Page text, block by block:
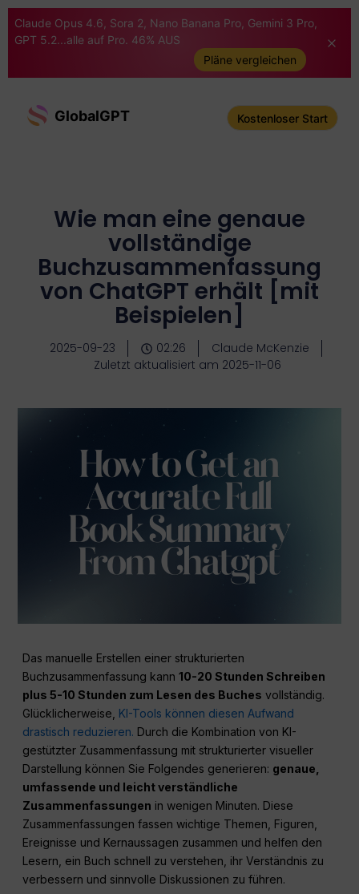
Claude Opus 4.6, Sora 2, Nano Banana Pro, Gemini 3 Pro,
GPT 5.2...alle auf Pro. 46% AUS
Pläne vergleichen
GlobalGPT Kostenloser Start
Wie man eine genaue
vollständige
Buchzusammenfassung
von ChatGPT erhält [mit
Beispielen]
2025-09-23 02:26
Claude McKenzie
Zuletzt aktualisiert am 2025-11-06
Das manuelle Erstellen einer strukturierten
Buchzusammenfassung kann10-20 Stunden Schreiben
plus 5-10 Stunden zum Lesen des Buches vollständig.
Glücklicherweise, KI-Tools können diesen Aufwand
drastisch reduzieren. Durch die Kombination von KI-
gestützter Zusammenfassung mit strukturierter visueller
Darstellung können Sie Folgendes generieren: genaue,
umfassende und leicht verständliche
Zusammenfassungen in wenigen Minuten. Diese
Zusammenfassungen fassen wichtige Themen, Figuren,
Ereignisse und Kernaussagen zusammen und helfen den
Lesern, ein Buch schnell zu verstehen, ihr Verständnis zu
verbessern und sinnvolle Diskussionen zu führen.